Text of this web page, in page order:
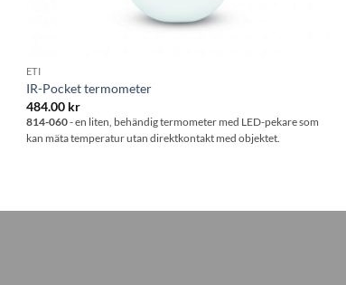
ETI
IR-Pocket termometer
484.00 kr
814-060- en liten, behändig termometer med LED-pekare som
kan mäta temperatur utan direktkontakt med objektet.